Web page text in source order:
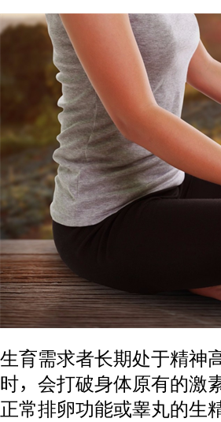
生育需求者长期处于精神
时，会打破身体原有的激
正常排卵功能或睾丸的生